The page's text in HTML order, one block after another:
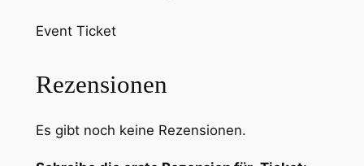
c
a
l
y
T
Event Ticket
Rezensionen
Es gibt noch keine Rezensionen.